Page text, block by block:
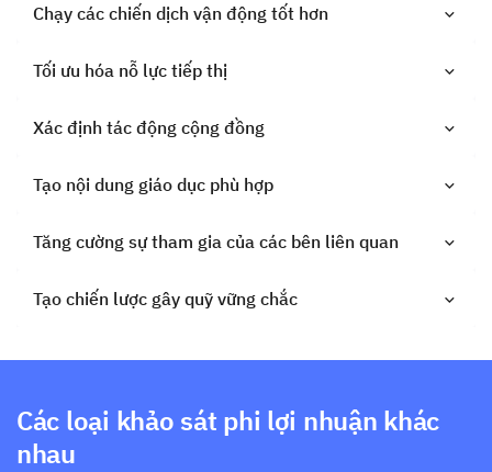
Chạy các chiến dịch vận động tốt hơn
Tối ưu hóa nỗ lực tiếp thị
Xác định tác động cộng đồng
Tạo nội dung giáo dục phù hợp
Tăng cường sự tham gia của các bên liên quan
Tạo chiến lược gây quỹ vững chắc
Các loại khảo sát phi lợi nhuận khác
nhau